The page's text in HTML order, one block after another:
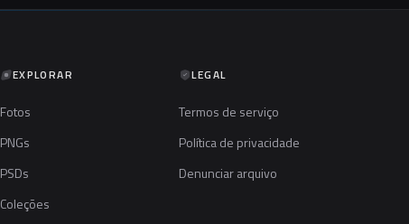
EXPLORAR
Fotos
PNGs
PSDs
Coleções
LEGAL
Termos de serviço
Política de privacidade
Denunciar arquivo